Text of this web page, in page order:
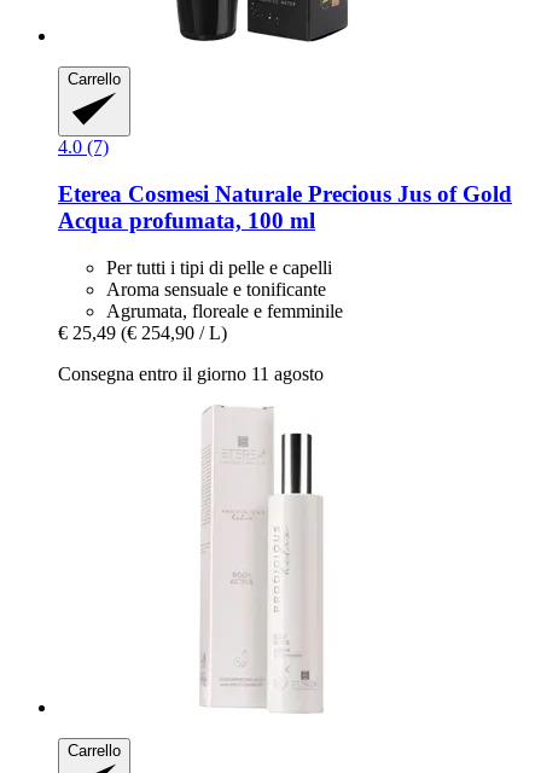
Carrello
4.0 (7)
Eterea Cosmesi Naturale Precious Jus of Gold
Acqua profumata, 100 ml
Per tutti i tipi di pelle e capelli
Aroma sensuale e tonificante
Agrumata, floreale e femminile
€ 25,49 (€ 254,90 / L)
Consegna entro il giorno 11 agosto
Carrello